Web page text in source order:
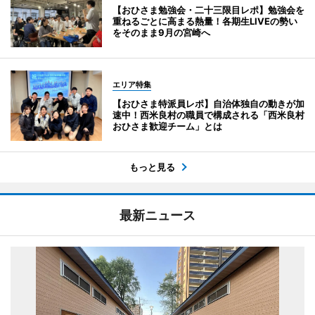
【おひさま勉強会・二十三限目レポ】勉強会を
重ねるごとに高まる熱量！各期生LIVEの勢い
をそのまま9月の宮崎へ
エリア特集
【おひさま特派員レポ】自治体独自の動きが加
速中！西米良村の職員で構成される「西米良村
おひさま歓迎チーム」とは
もっと見る
最新ニュース